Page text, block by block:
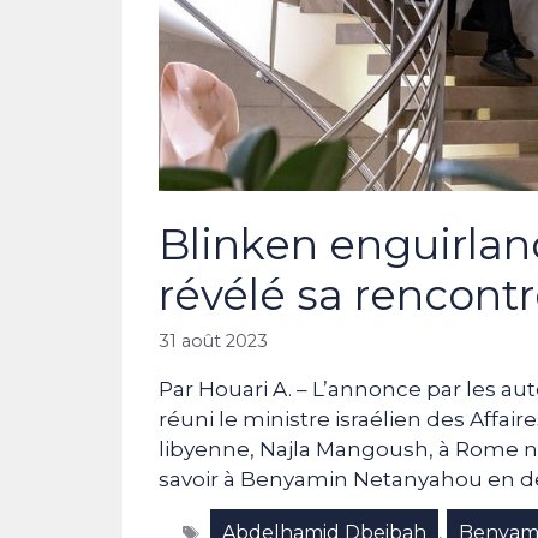
Blinken
révélé sa
31 août 2023
Par Houari A. – L’annonce par les
réuni le ministre israélien des
libyenne, Najla Mangoush, à Rome
savoir à Benyamin Netanyahou en
Étiquettes
Abdelhamid Dbeibah ,